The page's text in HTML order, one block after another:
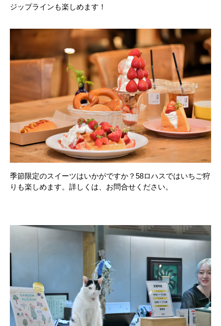
ジップラインも楽しめます！
季節限定のスイーツはいかがですか？58ロハスではいちご狩
りも楽しめます。詳しくは、お問合せください。